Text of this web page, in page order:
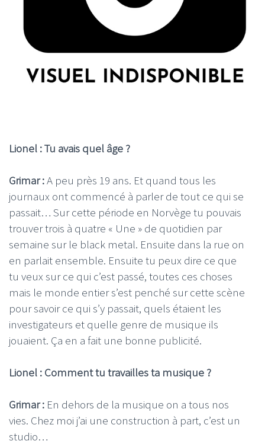
Lionel : Tu avais quel âge ?
Grimar :A peu près 19 ans. Et quand tous les
journaux ont commencé à parler de tout ce qui se
passait… Sur cette période en Norvège tu pouvais
trouver trois à quatre « Une » de quotidien par
semaine sur le black metal. Ensuite dans la rue on
en parlait ensemble. Ensuite tu peux dire ce que
tu veux sur ce qui c’est passé, toutes ces choses
mais le monde entier s’est penché sur cette scène
pour savoir ce qui s’y passait, quels étaient les
investigateurs et quelle genre de musique ils
jouaient. Ça en a fait une bonne publicité.
Lionel : Comment tu travailles ta musique ?
Grimar : En dehors de la musique on a tous nos
vies. Chez moi j’ai une construction à part, c’est un
studio…